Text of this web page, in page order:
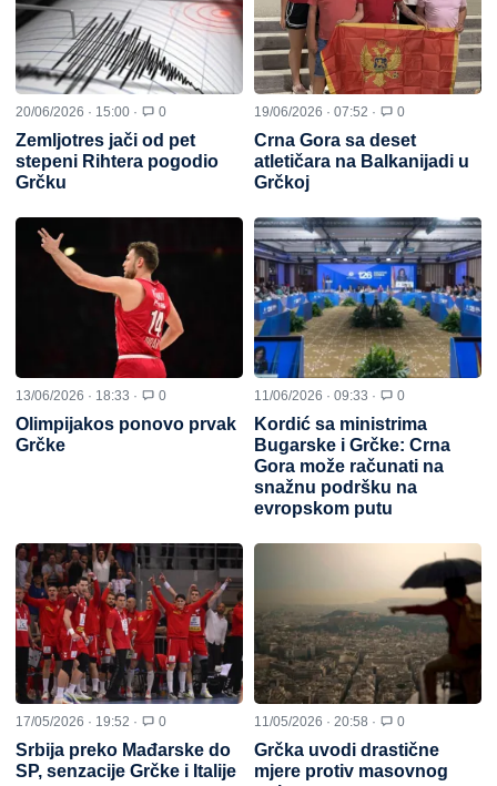
20/06/2026 · 15:00 · 0
Zemljotres jači od pet
stepeni Rihtera pogodio
Grčku
19/06/2026 · 07:52 · 0
Crna Gora sa deset
atletičara na Balkanijadi u
Grčkoj
13/06/2026 · 18:33 · 0
Olimpijakos ponovo prvak
Grčke
11/06/2026 · 09:33 · 0
Kordić sa ministrima
Bugarske i Grčke: Crna
Gora može računati na
snažnu podršku na
evropskom putu
17/05/2026 · 19:52 · 0
Srbija preko Mađarske do
SP, senzacije Grčke i Italije
11/05/2026 · 20:58 · 0
Grčka uvodi drastične
mjere protiv masovnog